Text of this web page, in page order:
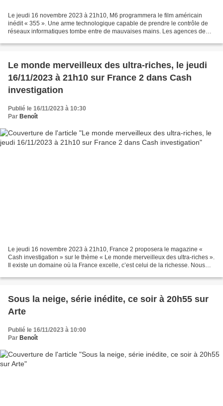
Le jeudi 16 novembre 2023 à 21h10, M6 programmera le film américain
inédit « 355 ». Une arme technologique capable de prendre le contrôle de
réseaux informatiques tombe entre de mauvaises mains. Les agences de
Le monde merveilleux des ultra-riches, le jeudi
16/11/2023 à 21h10 sur France 2 dans Cash
investigation
Publié le 16/11/2023 à 10:30
Par Benoît
Le jeudi 16 novembre 2023 à 21h10, France 2 proposera le magazine «
Cash investigation » sur le thème « Le monde merveilleux des ultra-riches ».
Il existe un domaine où la France excelle, c’est celui de la richesse. Nous
Sous la neige, série inédite, ce soir à 20h55 sur
Arte
Publié le 16/11/2023 à 10:00
Par Benoît